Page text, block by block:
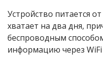
Устройство питается
хватает на два дня,
беспроводным
информацию через